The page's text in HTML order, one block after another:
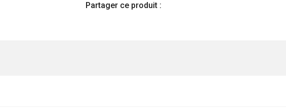
Partager ce produit :